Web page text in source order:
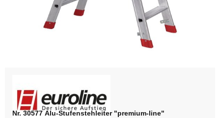
Nr. 30577 Alu-Stufenstehleiter "premium-line"